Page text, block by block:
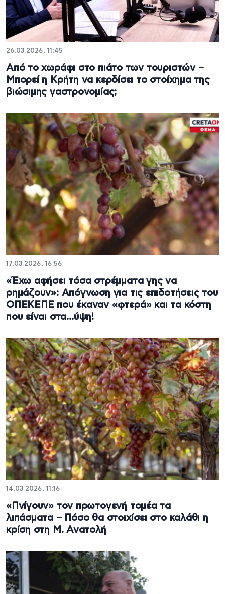
26.03.2026, 11:45
Από το χωράφι στο πιάτο των τουριστών –
Μπορεί η Κρήτη να κερδίσει το στοίχημα της
βιώσιμης γαστρονομίας;
17.03.2026, 16:56
«Έχω αφήσει τόσα στρέμματα γης να
ρημάζουν»: Απόγνωση για τις επιδοτήσεις του
ΟΠΕΚΕΠΕ που έκαναν «φτερά» και τα κόστη
που είναι στα…ύψη!
14.03.2026, 11:16
«Πνίγουν» τον πρωτογενή τομέα τα
λιπάσματα – Πόσο θα στοιχίσει στο καλάθι η
κρίση στη Μ. Ανατολή